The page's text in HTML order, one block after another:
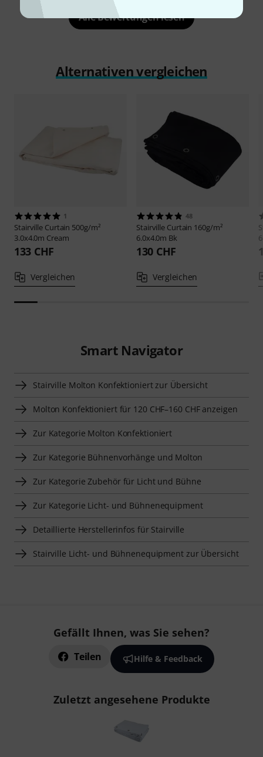
Alle Bewertungen lesen
Alternativen vergleichen
1
Stairville Curtain 500g/m²
3.0x4.0m Cream
133 CHF
Vergleichen
48
Stairville Curtain 160g/m²
6.0x4.0m Bk
130 CHF
Vergleichen
Smart Navigator
Stairville Molton Konfektioniert zur Übersicht
Molton Konfektioniert für 120 CHF–160 CHF anzeigen
Zur Kategorie Molton Konfektioniert
Zur Kategorie Bühnenvorhänge und Molton
Zur Kategorie Zubehör für Licht und Bühne
Zur Kategorie Licht- und Bühnenequipment
Detaillierte Herstellerinfos für Stairville
Stairville Licht- und Bühnenequipment zur Übersicht
Gefällt Ihnen, was Sie sehen?
Teilen Hilfe & Feedback
Zuletzt angesehene Produkte